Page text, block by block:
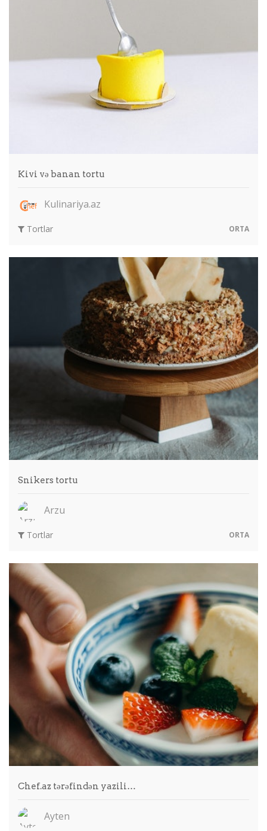
Kivi və banan tortu
Kulinariya.az
Tortlar ORTA
Snikers tortu
Arzu
Tortlar ORTA
Chef.az tərəfindən yazili…
Ayten